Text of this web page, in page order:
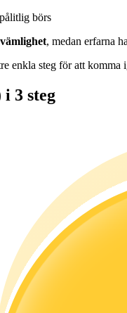
börs
, medan erfarna
enkla steg för att komma
3 steg